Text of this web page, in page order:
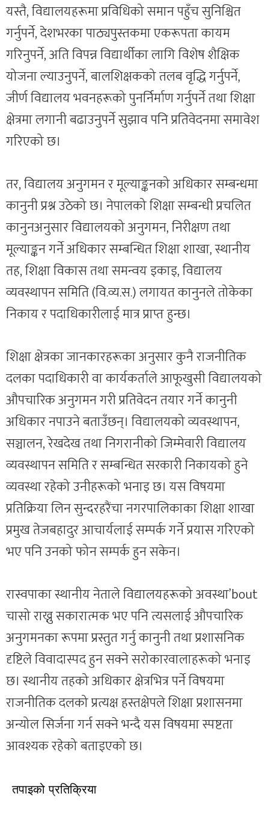
यस्तै, विद्यालयहरूमा प्रविधिको समान पहुँच सुनिश्चित
गर्नुपर्ने, देशभरका पाठ्यपुस्तकमा एकरूपता कायम
गरिनुपर्ने, अति विपन्न विद्यार्थीका लागि विशेष शैक्षिक
योजना ल्याउनुपर्ने, बालशिक्षकको तलब वृद्धि गर्नुपर्ने,
जीर्ण विद्यालय भवनहरूको पुनर्निर्माण गर्नुपर्ने तथा शिक्षा
क्षेत्रमा लगानी बढाउनुपर्ने सुझाव पनि प्रतिवेदनमा समावेश
गरिएको छ।
तर, विद्यालय अनुगमन र मूल्याङ्कनको अधिकार सम्बन्धमा
कानुनी प्रश्न उठेको छ। नेपालको शिक्षा सम्बन्धी प्रचलित
कानुनअनुसार विद्यालयको अनुगमन, निरीक्षण तथा
मूल्याङ्कन गर्ने अधिकार सम्बन्धित शिक्षा शाखा, स्थानीय
तह, शिक्षा विकास तथा समन्वय इकाइ, विद्यालय
व्यवस्थापन समिति (वि.व्य.स.) लगायत कानुनले तोकेका
निकाय र पदाधिकारीलाई मात्र प्राप्त हुन्छ।
शिक्षा क्षेत्रका जानकारहरूका अनुसार कुनै राजनीतिक
दलका पदाधिकारी वा कार्यकर्ताले आफूखुसी विद्यालयको
औपचारिक अनुगमन गरी प्रतिवेदन तयार गर्ने कानुनी
अधिकार नपाउने बताउँछन्। विद्यालयको व्यवस्थापन,
सञ्चालन, रेखदेख तथा निगरानीको जिम्मेवारी विद्यालय
व्यवस्थापन समिति र सम्बन्धित सरकारी निकायको हुने
व्यवस्था रहेको उनीहरूको भनाइ छ। यस विषयमा
प्रतिक्रिया लिन सुन्दरहरैंचा नगरपालिकाका शिक्षा शाखा
प्रमुख तेजबहादुर आचार्यलाई सम्पर्क गर्ने प्रयास गरिएको
भए पनि उनको फोन सम्पर्क हुन सकेन।
रास्वपाका स्थानीय नेताले विद्यालयहरूको अवस्था’bout
चासो राख्नु सकारात्मक भए पनि त्यसलाई औपचारिक
अनुगमनका रूपमा प्रस्तुत गर्नु कानुनी तथा प्रशासनिक
दृष्टिले विवादास्पद हुन सक्ने सरोकारवालाहरूको भनाइ
छ। स्थानीय तहको अधिकार क्षेत्रभित्र पर्ने विषयमा
राजनीतिक दलको प्रत्यक्ष हस्तक्षेपले शिक्षा प्रशासनमा
अन्योल सिर्जना गर्न सक्ने भन्दै यस विषयमा स्पष्टता
आवश्यक रहेको बताइएको छ।
तपाइको प्रतिक्रिया